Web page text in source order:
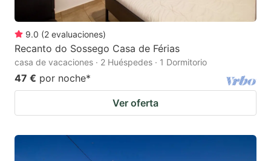
9.0 (2 evaluaciones)
Recanto do Sossego Casa de Férias
casa de vacaciones · 2 Huéspedes · 1 Dormitorio
47 € por noche*
Ver oferta